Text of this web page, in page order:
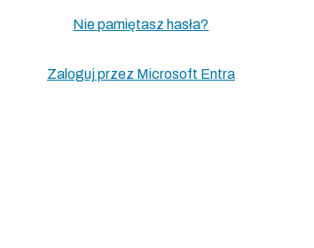
Nie pamiętasz hasła?
Zaloguj przez Microsoft Entra